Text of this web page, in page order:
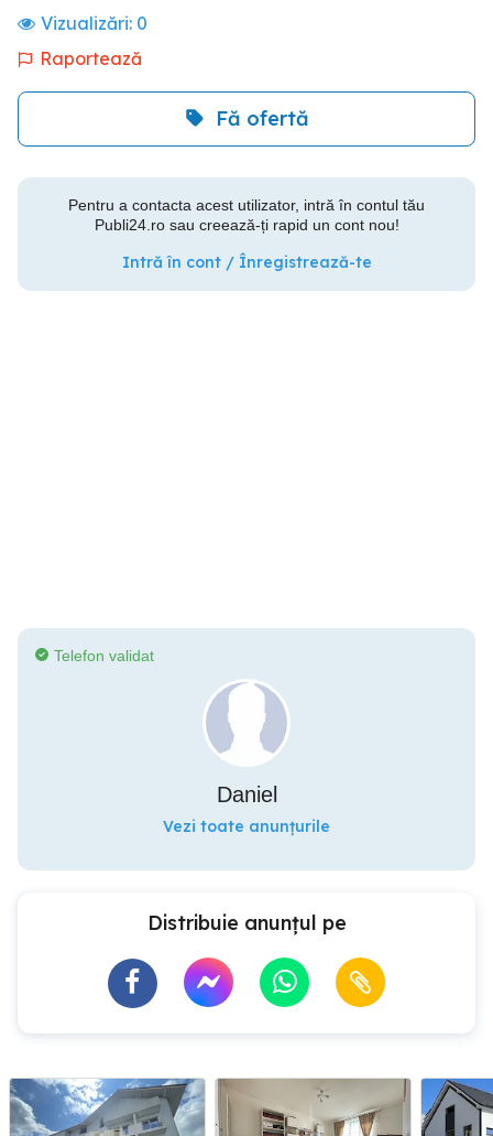
Vizualizări: 0
Raportează
Fă ofertă
Pentru a contacta acest utilizator, intră în contul tău
Publi24.ro sau creează-ți rapid un cont nou!
Intră în cont / Înregistrează-te
Telefon validat
Daniel
Vezi toate anunțurile
Distribuie anunțul pe